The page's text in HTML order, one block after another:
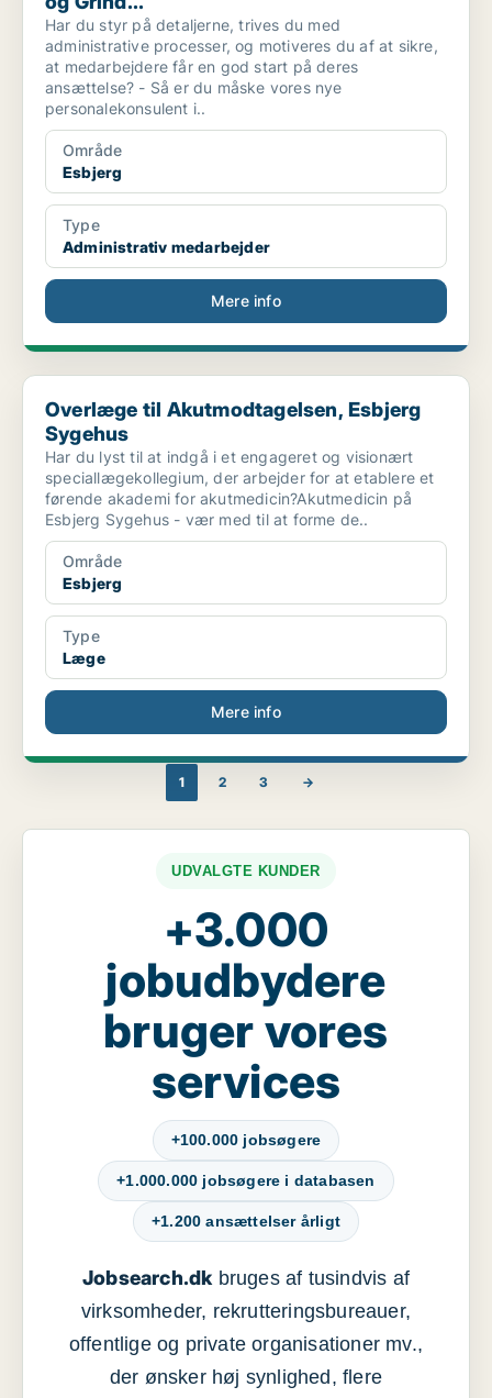
Har du styr på detaljerne, trives du med
administrative processer, og motiveres du af at sikre,
at medarbejdere får en god start på deres
ansættelse? - Så er du måske vores nye
personalekonsulent i..
Område
Esbjerg
Type
Administrativ medarbejder
Mere info
Overlæge til Akutmodtagelsen, Esbjerg Sygehus
Overlæge til Akutmodtagelsen, Esbjerg
Sygehus
Har du lyst til at indgå i et engageret og visionært
speciallægekollegium, der arbejder for at etablere et
førende akademi for akutmedicin?Akutmedicin på
Esbjerg Sygehus - vær med til at forme de..
Område
Esbjerg
Type
Læge
Mere info
1 2 3 →
UDVALGTE KUNDER
+3.000
jobudbydere
bruger vores
services
+100.000 jobsøgere
+1.000.000 jobsøgere i databasen
+1.200 ansættelser årligt
Jobsearch.dkbruges af tusindvis af
virksomheder, rekrutteringsbureauer,
offentlige og private organisationer mv.,
der ønsker høj synlighed, flere